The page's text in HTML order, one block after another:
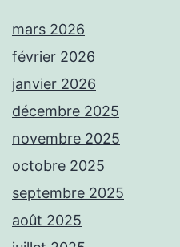
mars 2026
février 2026
janvier 2026
décembre 2025
novembre 2025
octobre 2025
septembre 2025
août 2025